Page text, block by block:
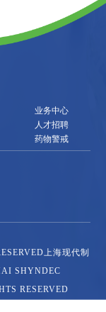
业务中心
人才招聘
药物警戒
上海现代制
SHYNDEC
RESERVED